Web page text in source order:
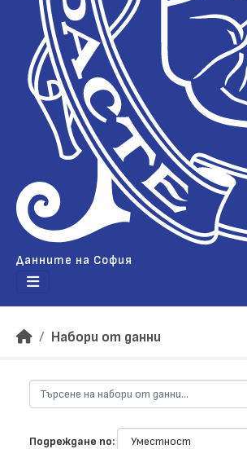
Данните на София
Набори от данни
Подреждане по